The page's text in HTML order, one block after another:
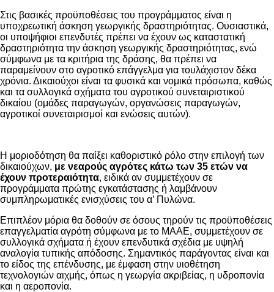
Στις βασικές προϋποθέσεις του προγράμματος είναι η
υποχρεωτική άσκηση γεωργικής δραστηριότητας. Ουσιαστικά,
οι υποψήφιοι επενδυτές πρέπει να έχουν ως καταστατική
δραστηριότητα την άσκηση γεωργικής δραστηριότητας, ενώ
σύμφωνα με τα κριτήρια της δράσης, θα πρέπει να
παραμείνουν στο αγροτικό επάγγελμα για τουλάχιστον δέκα
χρόνια. Δικαιούχοι είναι τα φυσικά και νομικά πρόσωπα, καθώς
και τα συλλογικά σχήματα του αγροτικού συνεταιριστικού
δικαίου (ομάδες παραγωγών, οργανώσεις παραγωγών,
αγροτικοί συνεταιρισμοί και ενώσεις αυτών).
Η μοριοδότηση θα παίξει καθοριστικό ρόλο στην επιλογή των
δικαιούχων, με νεαρούς αγρότες κάτω των 35 ετών να
έχουν προτεραιότητα, ειδικά αν συμμετέχουν σε
προγράμματα πρώτης εγκατάστασης ή λαμβάνουν
συμπληρωματικές ενισχύσεις του α’ Πυλώνα.
Επιπλέον μόρια θα δοθούν σε όσους τηρούν τις προϋποθέσεις
επαγγελματία αγρότη σύμφωνα με το ΜΑΑΕ, συμμετέχουν σε
συλλογικά σχήματα ή έχουν επενδυτικά σχέδια με υψηλή
αναλογία τυπικής απόδοσης. Σημαντικός παράγοντας είναι και
το είδος της επένδυσης, με έμφαση στην υιοθέτηση
τεχνολογιών αιχμής, όπως η γεωργία ακριβείας, η υδροπονία
και η αεροπονία.